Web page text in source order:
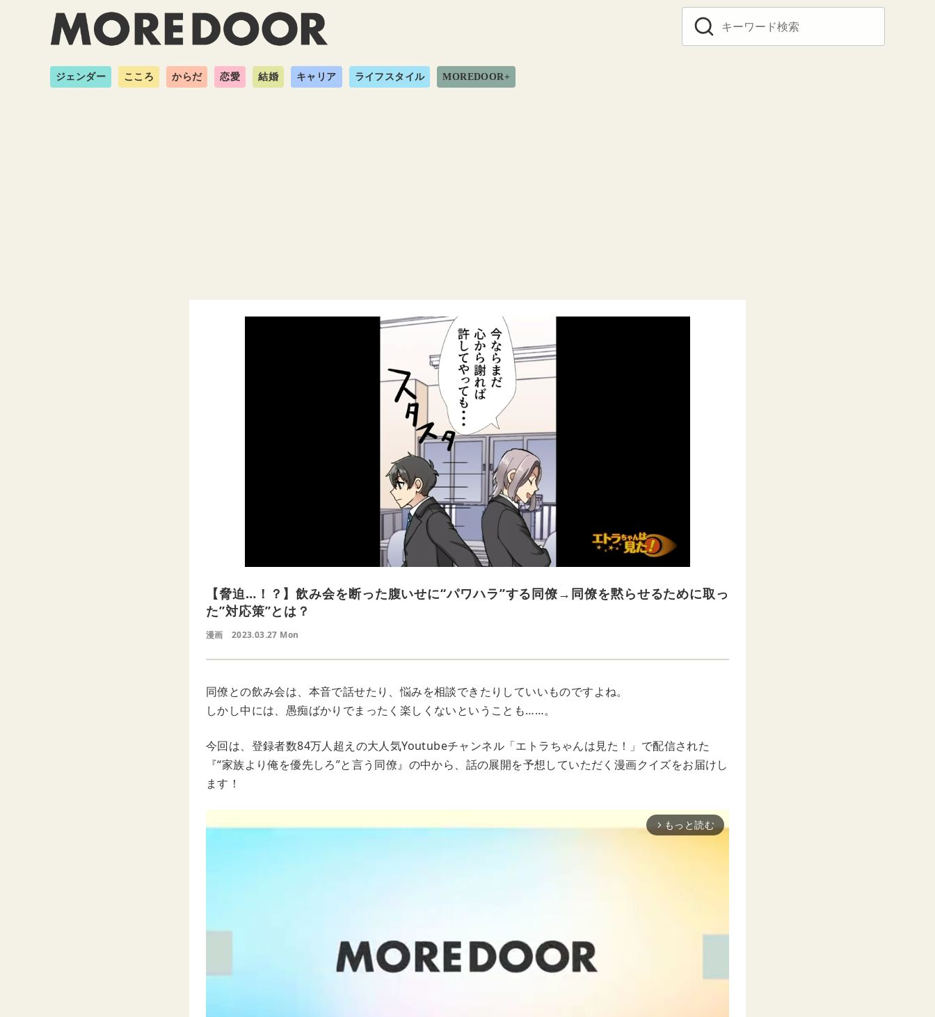
ジェンダー こころ からだ 恋愛 結婚 キャリア ライフスタイル MOREDOOR+
【脅迫…！？】飲み会を断った腹いせに“パワハラ”する同僚→同僚を黙らせるために取っ
た”対応策”とは？
漫画 2023.03.27 Mon
同僚との飲み会は、本音で話せたり、悩みを相談できたりしていいものですよね。
しかし中には、愚痴ばかりでまったく楽しくないということも……。
今回は、登録者数84万人超えの大人気Youtubeチャンネル「エトラちゃんは見た！」で配信された
『“家族より俺を優先しろ”と言う同僚』の中から、話の展開を予想していただく漫画クイズをお届けし
ます！
arrow_forward_ios もっと読む